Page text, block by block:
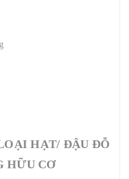
HẠT/ ĐẬU ĐỖ
HỮU CƠ